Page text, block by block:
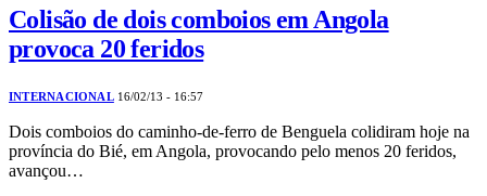
Colisão de dois comboios em Angola
provoca 20 feridos
INTERNACIONAL 16/02/13 - 16:57
Dois comboios do caminho-de-ferro de Benguela colidiram hoje na
província do Bié, em Angola, provocando pelo menos 20 feridos,
avançou…